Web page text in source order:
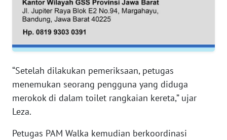
“Setelah dilakukan pemeriksaan, petugas
menemukan seorang pengguna yang diduga
merokok di dalam toilet rangkaian kereta,” ujar
Leza.
Petugas PAM Walka kemudian berkoordinasi
PAPUA
WN
PAPUA
WN
RIAU
SERAMBI